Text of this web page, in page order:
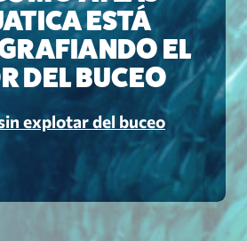
ESTÁ
EL
DEL BUCEO
explotar del buceo